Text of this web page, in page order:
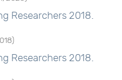
Researchers 2018.
)
Researchers 2018.